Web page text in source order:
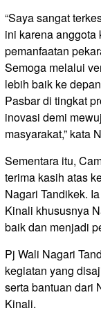
“Saya sangat
ini karena anggota
pemanfaatan
Semoga melalui
lebih baik ke
Pasbar di tingkat
inovasi demi
masyarakat,” kata
Sementara itu,
terima kasih atas
Nagari Tandikek.
Kinali khususnya
baik dan menjadi
Pj Wali Nagari
kegiatan yang
serta bantuan dari
Kinali.